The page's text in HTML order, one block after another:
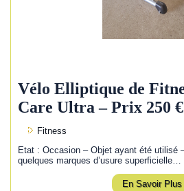
Vélo Elliptique de
Care Ultra – Prix 250 €
Fitness
Etat : Occasion – Objet ayant été utilisé
quelques marques d’usure superficielle…
En Savoir Plus